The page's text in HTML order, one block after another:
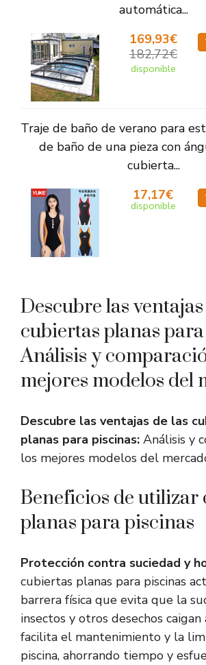
automática...
169,93€
182,72€
disponible
Traje de baño de verano para
de baño de una pieza con
cubierta...
17,17€
disponible
Descubre las
cubiertas planas
Análisis y
mejores modelos del
Descubre las ventajas de las
planas para piscinas: Análisis y
los mejores modelos del
Beneficios de utilizar
planas para piscinas
Protección contra suciedad y
cubiertas planas para piscinas
barrera física que evita que la
insectos y otros desechos
facilita el mantenimiento y la
piscina, ahorrando tiempo y